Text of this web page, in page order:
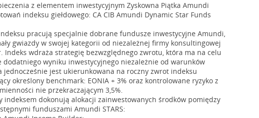
z elementem inwestycyjnym Zyskowna Piątka Amundi
indeksu giełdowego: CA CIB Amundi Dynamic Star Funds
pracują specjalnie dobrane fundusze inwestycyjne Amundi,
gwiazdy w swojej kategorii od niezależnej firmy konsultingowej
Indeks wdraża strategię bezwzględnego zwrotu, która ma na celu
dodatniego wyniku inwestycyjnego niezależnie od warunków
jednocześnie jest ukierunkowana na roczny zwrot indeksu
określony benchmark: EONIA + 3% oraz kontrolowane ryzyko z
nie przekraczającym 3,5%.
indeksem dokonują alokacji zainwestowanych środków pomiędzy
funduszami Amundi STARS: